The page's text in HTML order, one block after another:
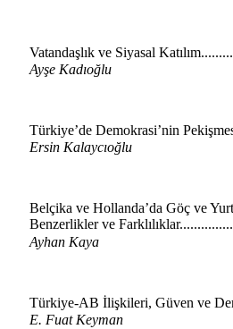
Vatandaşlık ve Siyasal
Ayşe Kadıoğlu
Türkiye’de Demokrasi’nin
Ersin Kalaycıoğlu
Belçika ve Hollanda’da Göç ve
Benzerlikler ve
Ayhan Kaya
Türkiye-AB İlişkileri, Güven ve
E. Fuat Keyman